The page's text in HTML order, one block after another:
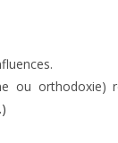
ou orthodoxie)